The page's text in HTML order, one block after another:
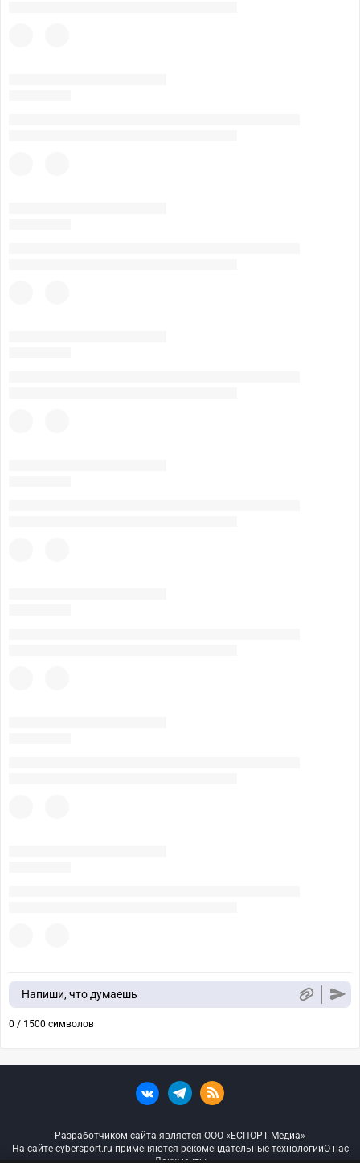
Напиши, что думаешь
0 / 1500 символов
Разработчиком сайта является ООО «ЕСПОРТ Медиа»
На сайте cybersport.ru применяются рекомендательные технологииО нас